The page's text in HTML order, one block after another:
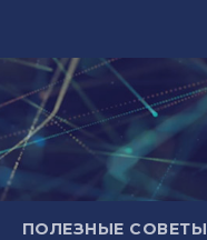
ПОЛЕЗНЫЕ СОВЕТЫ